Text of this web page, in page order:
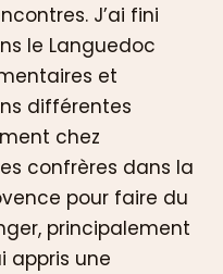
J’ai fini
le Languedoc
et
différentes
chez
confrères dans la
pour faire du
principalement
appris une